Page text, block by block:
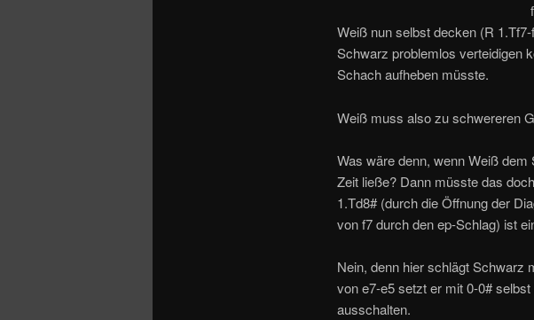
Weiß nun selbst decken (R
Schwarz problemlos verteidigen
Schach aufheben müsste.
Weiß muss also zu schwereren
Was wäre denn, wenn Weiß
Zeit ließe? Dann müsste das
1.Td8# (durch die Öffnung der
von f7 durch den ep-Schlag) ist
Nein, denn hier schlägt Schwarz
von e7-e5 setzt er mit 0-0#
ausschalten.